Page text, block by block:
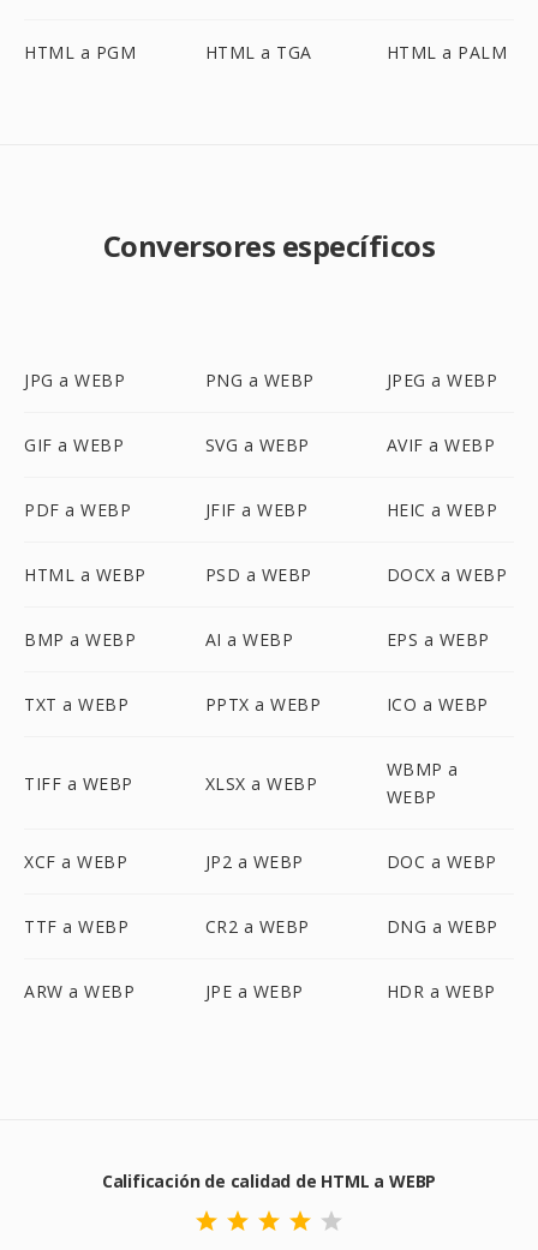
HTML a PGM HTML a TGA HTML a PALM
Conversores específicos
JPG a WEBP PNG a WEBP JPEG a WEBP
GIF a WEBP SVG a WEBP AVIF a WEBP
PDF a WEBP JFIF a WEBP HEIC a WEBP
HTML a WEBP PSD a WEBP DOCX a WEBP
BMP a WEBP AI a WEBP EPS a WEBP
TXT a WEBP PPTX a WEBP ICO a WEBP
TIFF a WEBP XLSX a WEBP
WBMP a
WEBP
XCF a WEBP JP2 a WEBP DOC a WEBP
TTF a WEBP CR2 a WEBP DNG a WEBP
ARW a WEBP JPE a WEBP HDR a WEBP
Calificación de calidad de HTML a WEBP